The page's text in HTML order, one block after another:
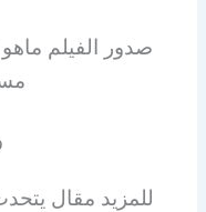
صدور الفيلم
للمزيد مقال